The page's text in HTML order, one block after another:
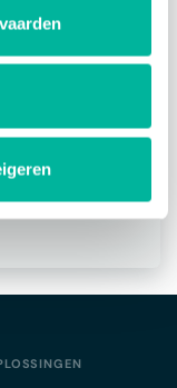
aan te
over